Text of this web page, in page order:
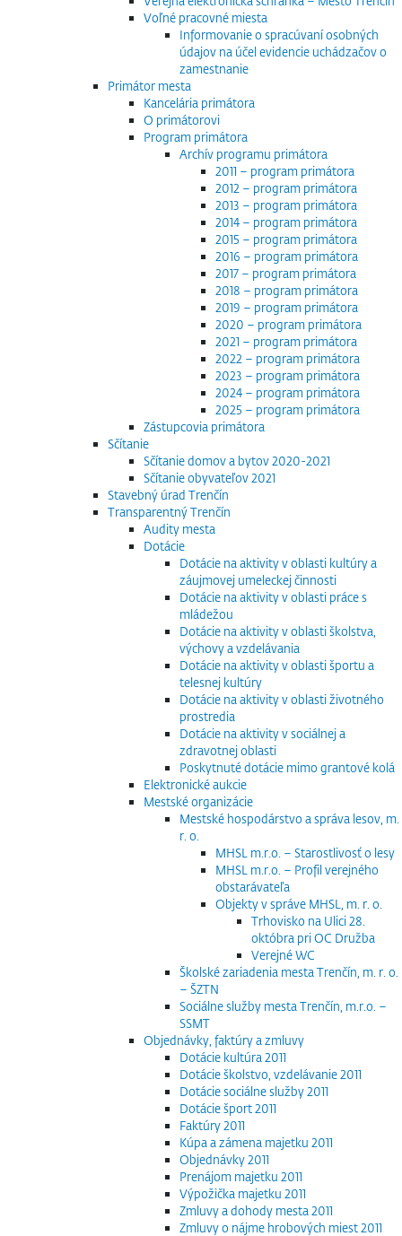
Voľné pracovné miesta
Informovanie o spracúvaní osobných
údajov na účel evidencie uchádzačov o
zamestnanie
Primátor mesta
Kancelária primátora
O primátorovi
Program primátora
Archív programu primátora
2011 – program primátora
2012 – program primátora
2013 – program primátora
2014 – program primátora
2015 – program primátora
2016 – program primátora
2017 – program primátora
2018 – program primátora
2019 – program primátora
2020 – program primátora
2021 – program primátora
2022 – program primátora
2023 – program primátora
2024 – program primátora
2025 – program primátora
Zástupcovia primátora
Sčítanie
Sčítanie domov a bytov 2020-2021
Sčítanie obyvateľov 2021
Stavebný úrad Trenčín
Transparentný Trenčín
Audity mesta
Dotácie
Dotácie na aktivity v oblasti kultúry a
záujmovej umeleckej činnosti
Dotácie na aktivity v oblasti práce s
mládežou
Dotácie na aktivity v oblasti školstva,
výchovy a vzdelávania
Dotácie na aktivity v oblasti športu a
telesnej kultúry
Dotácie na aktivity v oblasti životného
prostredia
Dotácie na aktivity v sociálnej a
zdravotnej oblasti
Poskytnuté dotácie mimo grantové kolá
Elektronické aukcie
Mestské organizácie
Mestské hospodárstvo a správa lesov, m.
r. o.
MHSL m.r.o. – Starostlivosť o lesy
MHSL m.r.o. – Profil verejného
obstarávateľa
Objekty v správe MHSL, m. r. o.
Trhovisko na Ulici 28.
októbra pri OC Družba
Verejné WC
Školské zariadenia mesta Trenčín, m. r. o.
– ŠZTN
Sociálne služby mesta Trenčín, m.r.o. –
SSMT
Objednávky, faktúry a zmluvy
Dotácie kultúra 2011
Dotácie školstvo, vzdelávanie 2011
Dotácie sociálne služby 2011
Dotácie šport 2011
Faktúry 2011
Kúpa a zámena majetku 2011
Objednávky 2011
Prenájom majetku 2011
Výpožička majetku 2011
Zmluvy a dohody mesta 2011
Zmluvy o nájme hrobových miest 2011